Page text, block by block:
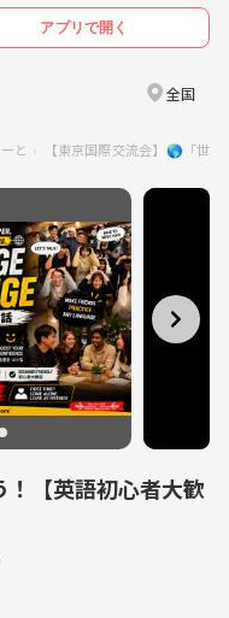
アプリで開く
全国
と 【東京国際交流会】🌎「世
【英語初心者大歓